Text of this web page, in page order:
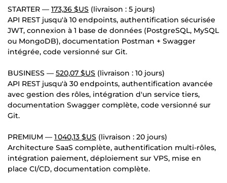
STARTER — 173,36 $US (livraison : 5 jours)
API REST jusqu'à 10 endpoints, authentification sécurisée
JWT, connexion à 1 base de données (PostgreSQL, MySQL
ou MongoDB), documentation Postman + Swagger
intégrée, code versionné sur Git.
BUSINESS — 520,07 $US (livraison : 10 jours)
API REST jusqu'à 30 endpoints, authentification avancée
avec gestion des rôles, intégration d'un service tiers,
documentation Swagger complète, code versionné sur
Git.
PREMIUM — 1 040,13 $US (livraison : 20 jours)
Architecture SaaS complète, authentification multi-rôles,
intégration paiement, déploiement sur VPS, mise en
place CI/CD, documentation complète.